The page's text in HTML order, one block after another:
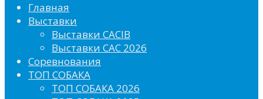
Главная
Выставки
Выставки CACIB
Выставки САС 2026
Соревнования
ТОП СОБАКА
ТОП СОБАКА 2026